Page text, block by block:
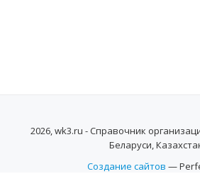
2026, wk3.ru - Справочник
Беларуси,
Создание сайтов —